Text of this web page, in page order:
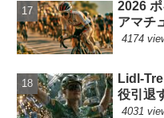
2026
アマチ
4174
Lidl-
役引退
4031